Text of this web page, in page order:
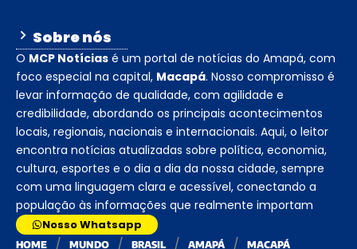
Sobre nós
O MCP Notícias é um portal de notícias do Amapá, com
foco especial na capital, Macapá. Nosso compromisso é
levar informação de qualidade, com agilidade e
credibilidade, abordando os principais acontecimentos
locais, regionais, nacionais e internacionais. Aqui, o leitor
encontra notícias atualizadas sobre política, economia,
cultura, esportes e o dia a dia da nossa cidade, sempre
com uma linguagem clara e acessível, conectando a
população às informações que realmente importam
Nosso Whatsapp
HOME MUNDO BRASIL AMAPÁ MACAPÁ